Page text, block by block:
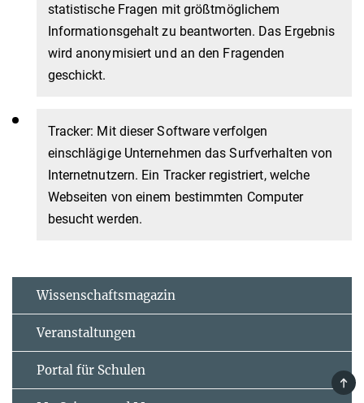
statistische Fragen mit größtmöglichem
Informationsgehalt zu beantworten. Das Ergebnis
wird anonymisiert und an den Fragenden
geschickt.
Tracker: Mit dieser Software verfolgen
einschlägige Unternehmen das Surfverhalten von
Internetnutzern. Ein Tracker registriert, welche
Webseiten von einem bestimmten Computer
besucht werden.
Wissenschaftsmagazin
Veranstaltungen
Portal für Schulen
TOP